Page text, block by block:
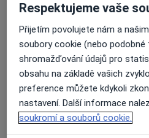
11 názorů
Recenze pacientů
Specialisté nemají
odstranění nebo
Další informace.
Respektujeme vaše
Přijetím povolujete nám a
soubory cookie (nebo podobné
shromažďování údajů pro
obsahu na základě vašich
preference můžete kdykoli
nastavení. Další informace
soukromí a souborů cookie.